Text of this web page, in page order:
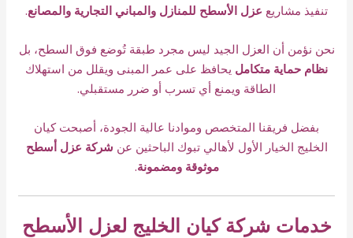
تنفيذ مشاريع عزل الأسطح للمنازل والمباني التجارية والمصانع.
نحن نؤمن أن العزل الجيد ليس مجرد طبقة تُوضع فوق السطح، بل
نظام حماية متكامل يحافظ على عمر المبنى ويقلل من استهلاك
الطاقة ويمنع أي تسرب أو ضرر مستقبلي.
بفضل فريقنا المتخصص وموادنا عالية الجودة، أصبحت كيان
الخليج الخيار الأول لأهالي تبوك الباحثين عن شركة عزل أسطح
موثوقة ومضمونة.
خدمات شركة كيان الخليج لعزل الأسطح